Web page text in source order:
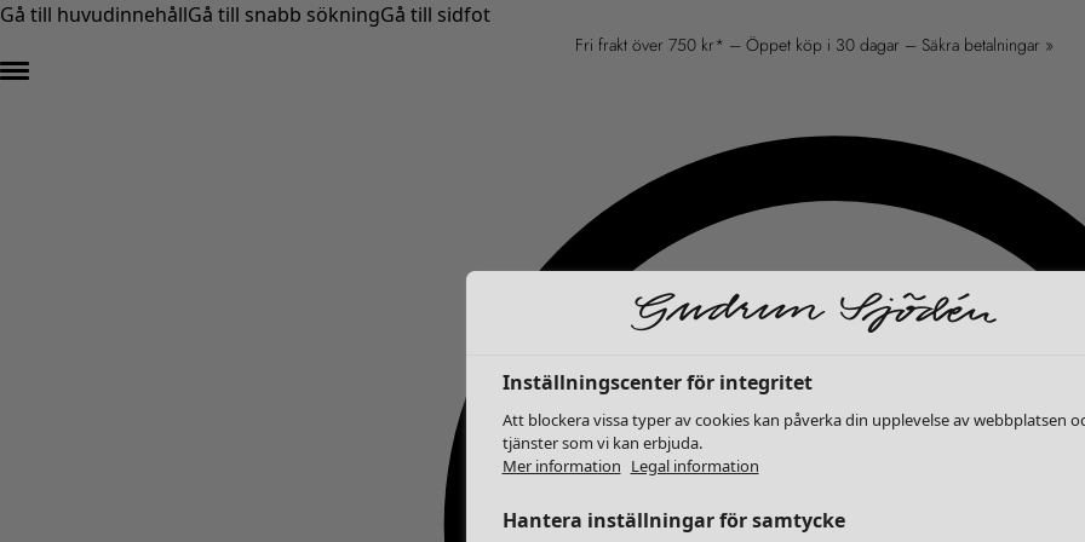
Gå till huvudinnehållGå till snabb sökningGå till sidfot
Fri frakt över 750 kr* – Öppet köp i 30 dagar – Säkra betalningar »
Inställningscenter för integritet
Att blockera vissa typer av cookies kan påverka din upplevelse av webbplatsen
tjänster som vi kan erbjuda.
Mer information Legal information
Hantera inställningar för samtycke